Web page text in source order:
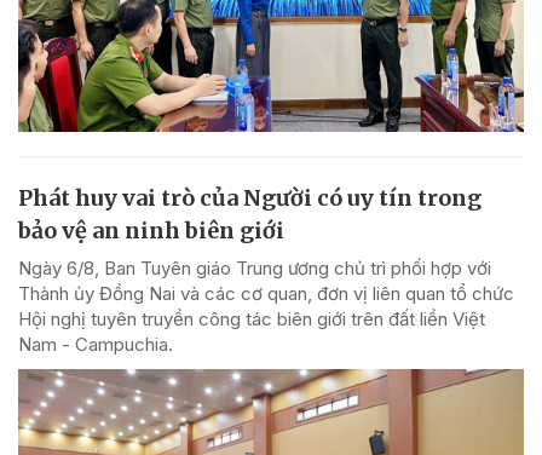
Phát huy vai trò của Người có uy tín trong
bảo vệ an ninh biên giới
Ngày 6/8, Ban Tuyên giáo Trung ương chủ trì phối hợp với
Thành ủy Đồng Nai và các cơ quan, đơn vị liên quan tổ chức
Hội nghị tuyên truyền công tác biên giới trên đất liền Việt
Nam - Campuchia.